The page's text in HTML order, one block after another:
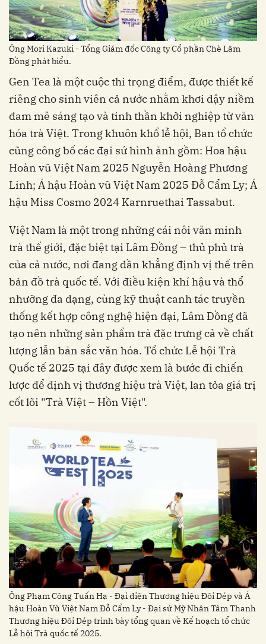
Ông Mori Kazuki - Tổng Giám đốc Công ty Cổ phần Chè Lâm
Đồng phát biểu.
Gen Tea là một cuộc thi trọng điểm, được thiết kế
riêng cho sinh viên cả nước nhằm khơi dậy niềm
đam mê sáng tạo và tinh thần khởi nghiệp từ văn
hóa trà Việt. Trong khuôn khổ lễ hội, Ban tổ chức
cũng công bố các đại sứ hình ảnh gồm: Hoa hậu
Hoàn vũ Việt Nam 2025 Nguyễn Hoàng Phương
Linh; Á hậu Hoàn vũ Việt Nam 2025 Đỗ Cẩm Ly; Á
hậu Miss Cosmo 2024 Karnruethai Tassabut.
Việt Nam là một trong những cái nôi văn minh
trà thế giới, đặc biệt tại Lâm Đồng – thủ phủ trà
của cả nước, nơi đang dần khẳng định vị thế trên
bản đồ trà quốc tế. Với điều kiện khí hậu và thổ
nhưỡng đa dạng, cùng kỹ thuật canh tác truyền
thống kết hợp công nghệ hiện đại, Lâm Đồng đã
tạo nên những sản phẩm trà đặc trưng cả về chất
lượng lẫn bản sắc văn hóa. Tổ chức Lễ hội Trà
Quốc tế 2025 tại đây được xem là bước đi chiến
lược để định vị thương hiệu trà Việt, lan tỏa giá trị
cốt lõi "Trà Việt – Hồn Việt".
Ông Phạm Công Tuấn Hạ - Đại diện Thương hiệu Đôi Dép và Á
hậu Hoàn Vũ Việt Nam Đỗ Cẩm Ly - Đại sứ Mỹ Nhân Tâm Thanh
Thương hiệu Đôi Dép trình bày tổng quan về Kế hoạch tổ chức
Lễ hội Trà quốc tế 2025.